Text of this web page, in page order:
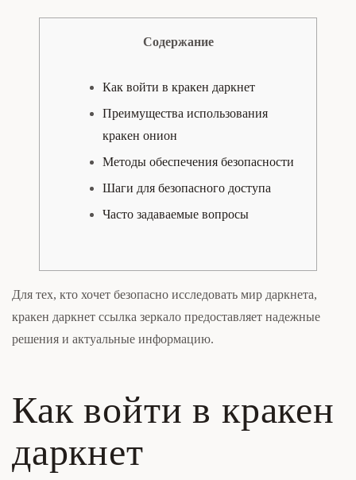
Содержание
Как войти в кракен даркнет
Преимущества использования
кракен онион
Методы обеспечения безопасности
Шаги для безопасного доступа
Часто задаваемые вопросы
Для тех, кто хочет безопасно исследовать мир даркнета,
кракен даркнет ссылка зеркало предоставляет надежные
решения и актуальные информацию.
Как войти в кракен
даркнет